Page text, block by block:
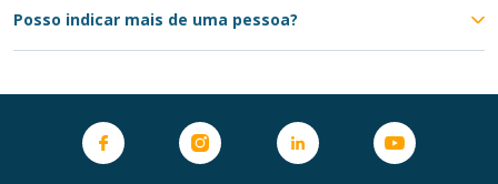
Posso indicar mais de uma pessoa?